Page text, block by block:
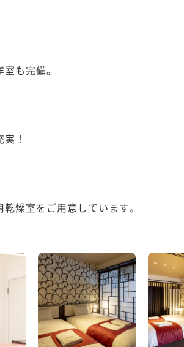
も完備。
！
燥室をご用意しています。